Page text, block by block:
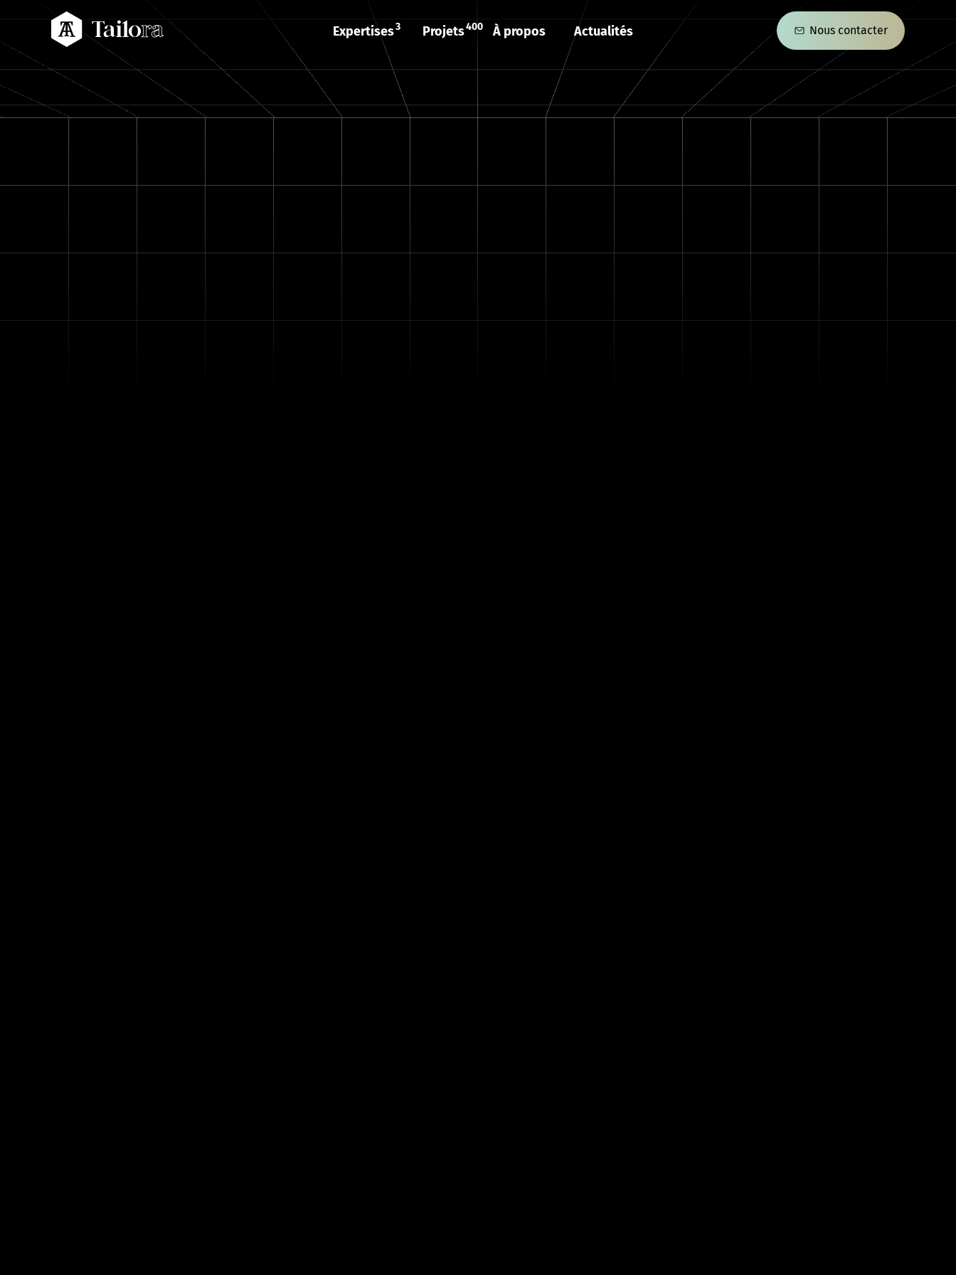
Tailora
Expertises3 Projets400 À propos Actualités Nous contacter